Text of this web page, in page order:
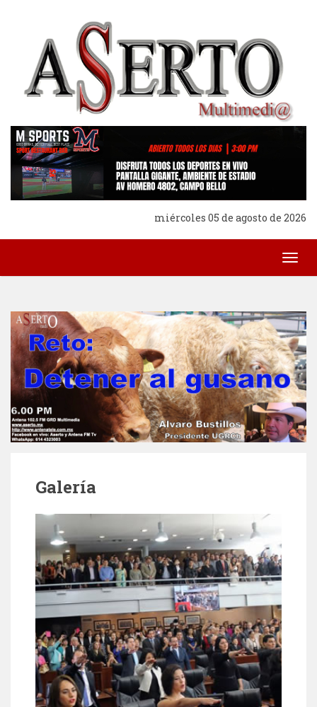
miércoles 05 de agosto de 2026
Galería